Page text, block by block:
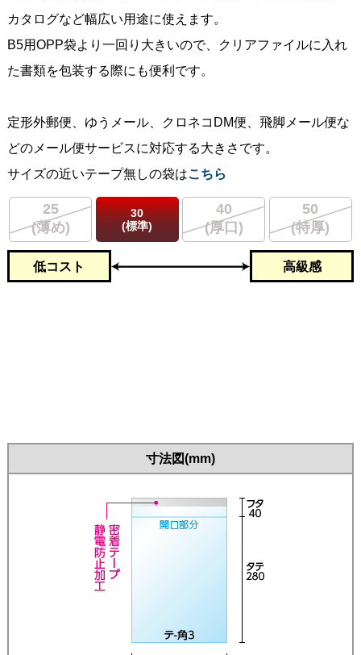
カタログなど幅広い用途に使えます。
B5用OPP袋より一回り大きいので、クリアファイルに入れ
た書類を包装する際にも便利です。
定形外郵便、ゆうメール、クロネコDM便、飛脚メール便な
どのメール便サービスに対応する大きさです。
サイズの近いテープ無しの袋はこちら
25
(薄め)
30
(標準)
40
(厚口)
50
(特厚)
低コスト 高級感
寸法図(mm)